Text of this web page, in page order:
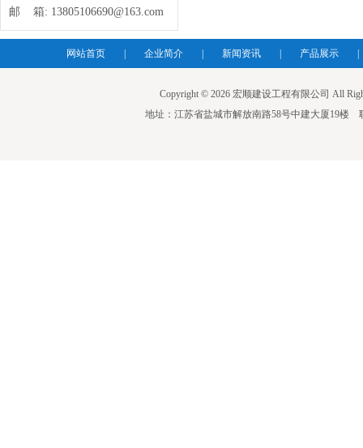
邮 箱: 13805106690@163.com
网站首页 | 企业简介 | 新闻资讯 | 产品展示 |
Copyright © 2026 宏顺建设工程有限公司 All
地址：江苏省盐城市解放南路58号中建大厦19楼